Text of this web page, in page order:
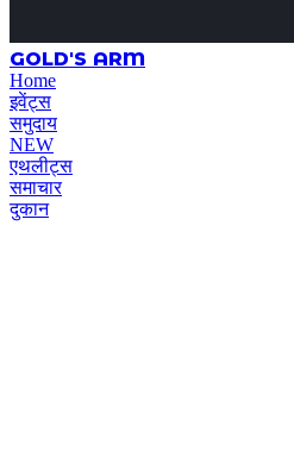
GOLD'S ARM
Home
इवेंट्स
समुदाय
NEW
एथलीट्स
समाचार
दुकान